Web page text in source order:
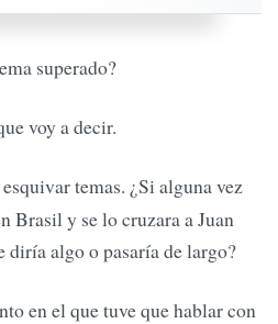
superado?
voy a decir.
temas. ¿Si alguna vez
Brasil y se lo cruzara a Juan
diría algo o pasaría de largo?
en el que tuve que hablar con